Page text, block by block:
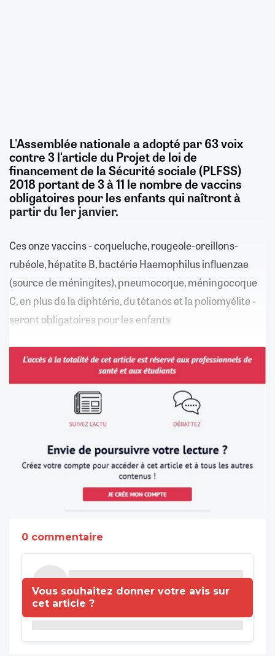
L'Assemblée nationale a adopté par 63 voix
contre 3 l'article du Projet de loi de
financement de la Sécurité sociale (PLFSS)
2018 portant de 3 à 11 le nombre de vaccins
obligatoires pour les enfants qui naîtront à
partir du 1er janvier.
Ces onze vaccins - coqueluche, rougeole-oreillons-
rubéole, hépatite B, bactérie Haemophilus influenzae
(source de méningites), pneumocoque, méningocoque
C, en plus de la diphtérie, du tétanos et la poliomyélite -
seront obligatoires pour les enfants
0 commentaire
Vous souhaitez donner votre avis sur
cet article ?